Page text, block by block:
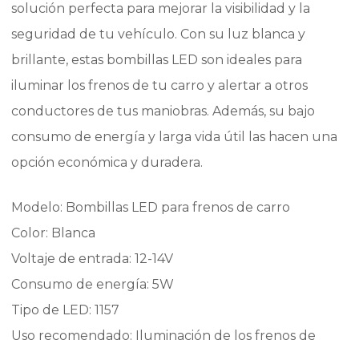
solución perfecta para mejorar la visibilidad y la
seguridad de tu vehículo. Con su luz blanca y
brillante, estas bombillas LED son ideales para
iluminar los frenos de tu carro y alertar a otros
conductores de tus maniobras. Además, su bajo
consumo de energía y larga vida útil las hacen una
opción económica y duradera.
Modelo: Bombillas LED para frenos de carro
Color: Blanca
Voltaje de entrada: 12-14V
Consumo de energía: 5W
Tipo de LED: 1157
Uso recomendado: Iluminación de los frenos de